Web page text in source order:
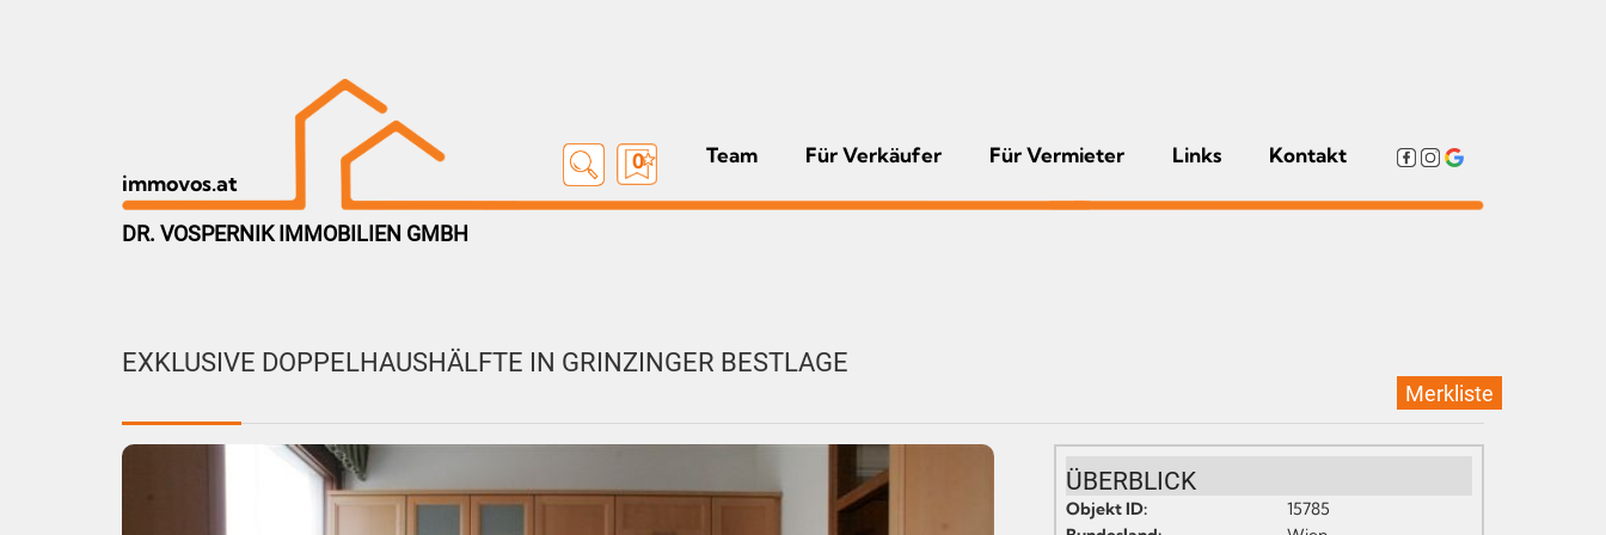
immovos.at
0 Team Für Verkäufer Für Vermieter Links Kontakt
DR. VOSPERNIK IMMOBILIEN GMBH
EXKLUSIVE DOPPELHAUSHÄLFTE IN GRINZINGER BESTLAGE
Merkliste
ÜBERBLICK
Objekt ID:
15785